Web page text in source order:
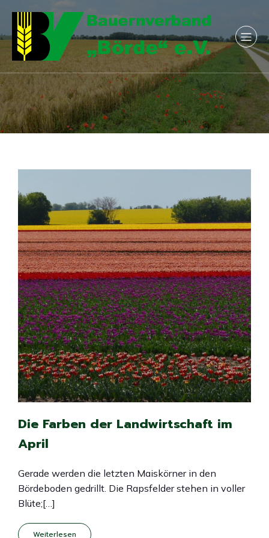
Die Farben der Landwirtschaft im
April
Gerade werden die letzten Maiskörner in den
Bördeboden gedrillt. Die Rapsfelder stehen in voller
Blüte;[…]
Weiterlesen